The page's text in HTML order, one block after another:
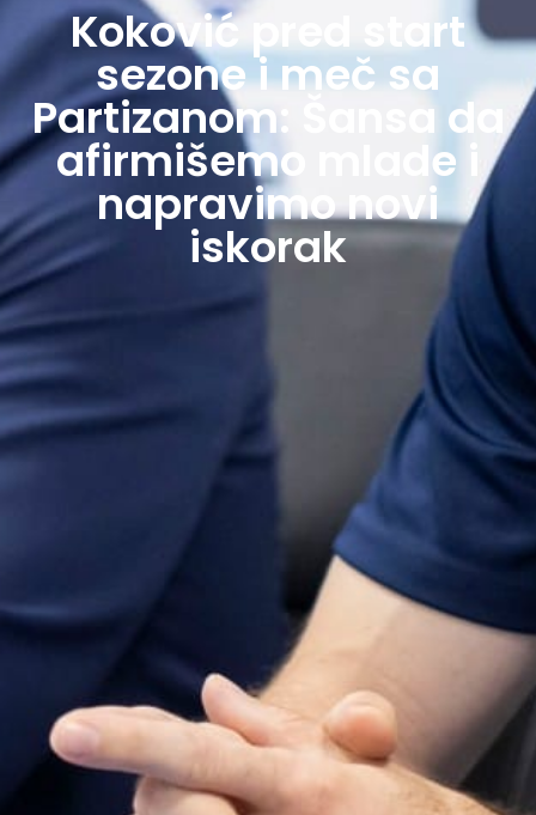
Koković pred start
sezone i meč sa
Partizanom: Šansa da
afirmišemo mlade i
napravimo novi
iskorak